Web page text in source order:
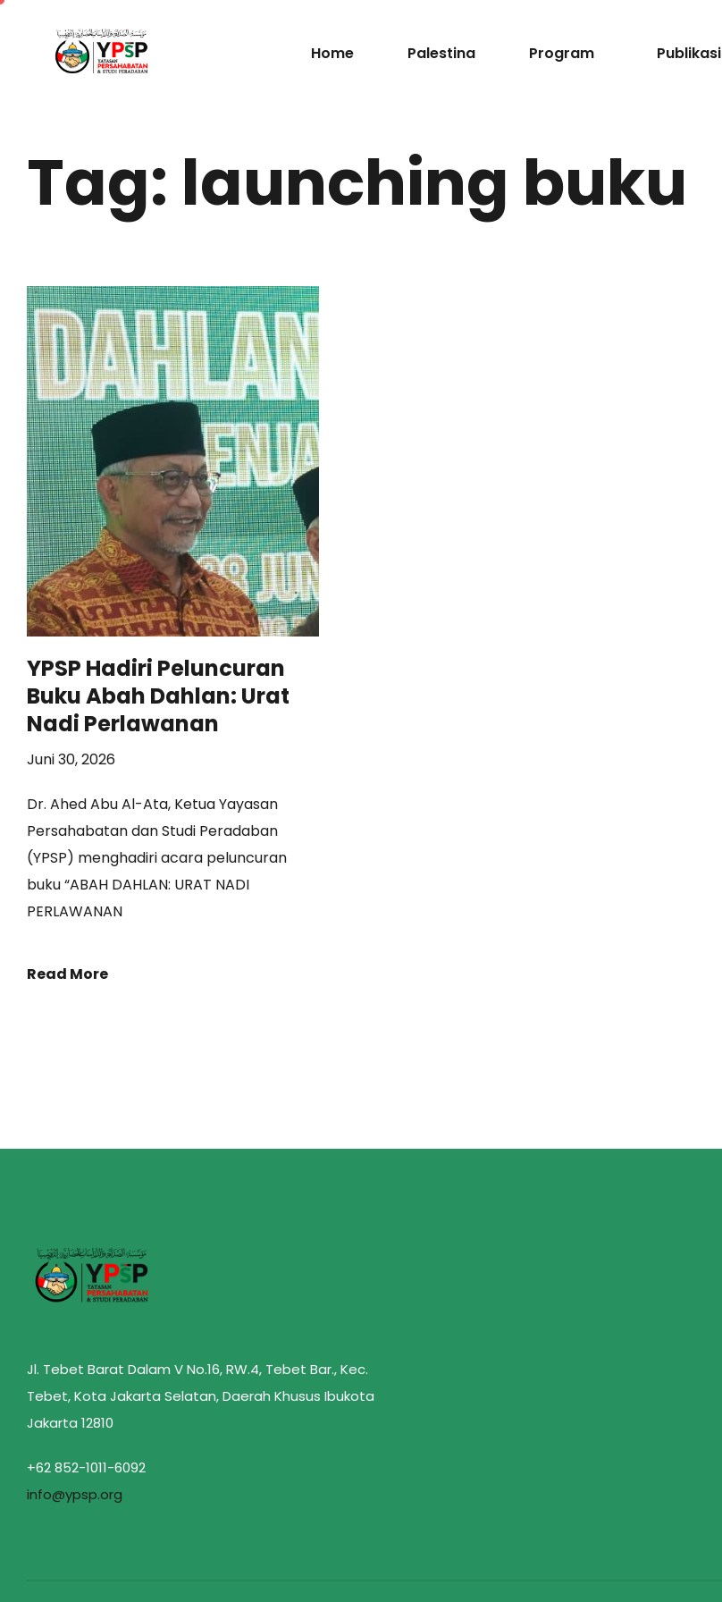
Home Palestina Program Publikasi
Tag: launching buku
YPSP Hadiri Peluncuran
Buku Abah Dahlan: Urat
Nadi Perlawanan
Juni 30, 2026
Dr. Ahed Abu Al-Ata, Ketua Yayasan
Persahabatan dan Studi Peradaban
(YPSP) menghadiri acara peluncuran
buku “ABAH DAHLAN: URAT NADI
PERLAWANAN
Read More
Jl. Tebet Barat Dalam V No.16, RW.4, Tebet Bar., Kec.
Tebet, Kota Jakarta Selatan, Daerah Khusus Ibukota
Jakarta 12810
+62 852-1011-6092
info@ypsp.org